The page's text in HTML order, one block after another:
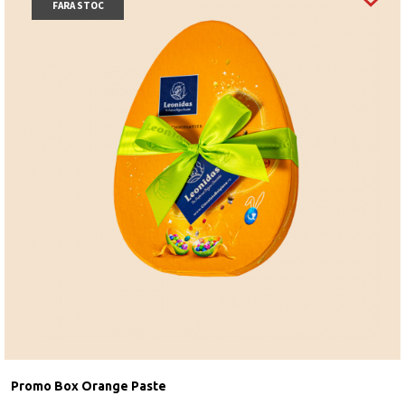
FARA STOC
Promo Box Orange Paste